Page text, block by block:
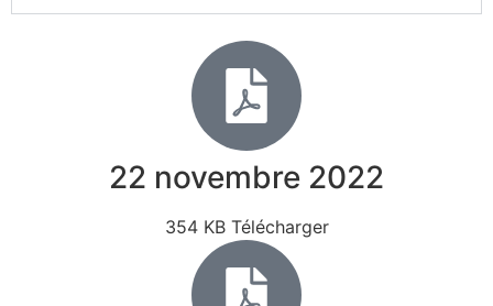
22 novembre 2022
354 KB Télécharger